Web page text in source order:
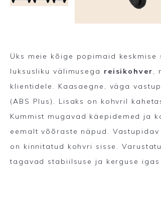
Üks meie kõige popimaid
luksusliku välimusega reisikohver,
klientidele. Kaasaegne, väga
(ABS Plus). Lisaks on kohvril
Kummist mugavad käepidemed ja
eemalt võõraste näpud.
on kinnitatud kohvri sisse.
tagavad stabiilsuse ja kerguse igas